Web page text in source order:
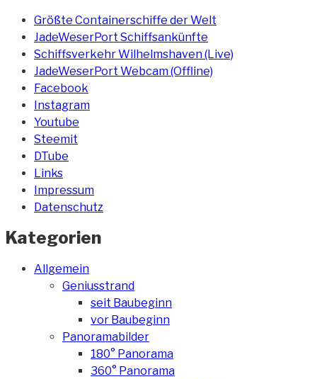
Größte Containerschiffe der Welt
JadeWeserPort Schiffsankünfte
Schiffsverkehr Wilhelmshaven (Live)
JadeWeserPort Webcam (Offline)
Facebook
Instagram
Youtube
Steemit
DTube
Links
Impressum
Datenschutz
Kategorien
Allgemein
Geniusstrand
seit Baubeginn
vor Baubeginn
Panoramabilder
180° Panorama
360° Panorama